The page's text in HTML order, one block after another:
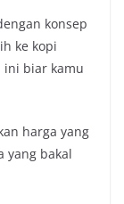
konsep
ke kopi
ini biar kamu
harga yang
yang bakal